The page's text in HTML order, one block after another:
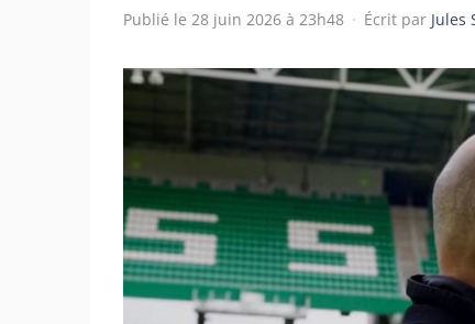
Publié le 28 juin 2026 à 23h48 · Écrit par Jules